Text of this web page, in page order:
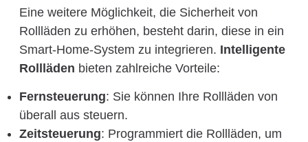
Eine weitere Möglichkeit, die Sicherheit von
Rollläden zu erhöhen, besteht darin, diese in ein
Smart-Home-System zu integrieren. Intelligente
Rollläden bieten zahlreiche Vorteile:
Fernsteuerung: Sie können Ihre Rollläden von
überall aus steuern.
Zeitsteuerung: Programmiert die Rollläden, um